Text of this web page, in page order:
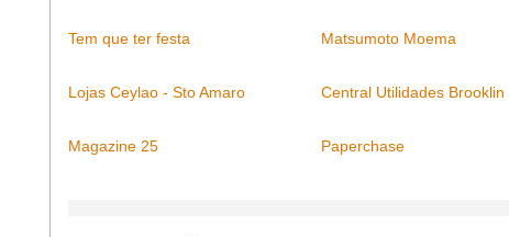
Tem que ter festa Matsumoto Moema
Lojas Ceylao - Sto Amaro Central Utilidades Brooklin
Magazine 25 Paperchase